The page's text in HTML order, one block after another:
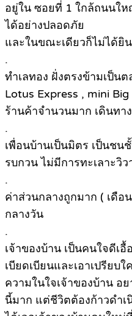
อยู่ใน ซอยที่ 1 ใกล้ถนนใ
ได้อย่างปลอดภัย
และในขณะเดียวก็ไม่ได้ยิ
.
ทำเลทอง ฝั่งตรงข้ามเป็น
Lotus Express , mini
ร้านค้าจำนวนมาก เดินทา
.
เพื่อนบ้านเป็นมิตร เป็นชน
รบกวน ไม่มีการทะเลาะวิว
.
ค่าส่วนกลางถูกมาก ( เดือ
กลางวัน
.
เจ้าของบ้าน เป็นคนใจดีเ
เบียดเบียนและเอาเปรียบใ
ความในใจเจ้าของบ้าน อ
นี้มาก แต่ชีวิตต้องก้าวดำ